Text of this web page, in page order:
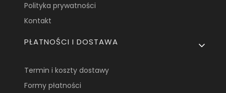
Polityka prywatności
Kontakt
PŁATNOŚCI I DOSTAWA
Termin i koszty dostawy
Formy płatności